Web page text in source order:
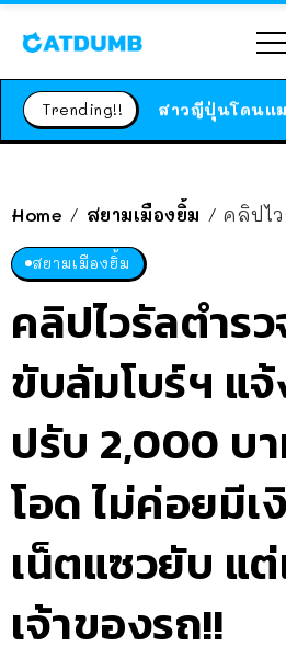
Trending!!
Home / สยามเมืองยิ้ม / คลิปไวรัลตำรวจจับหนุ่มขับลัมโบร์
สยามเมืองยิ้ม
คลิปไวรัลตำร
ขับลัมโบร์ฯ แ
ปรับ 2,000 บ
โอด ไม่ค่อยมีเ
เน็ตแซวยับ แต่
เจ้าของรถ!!